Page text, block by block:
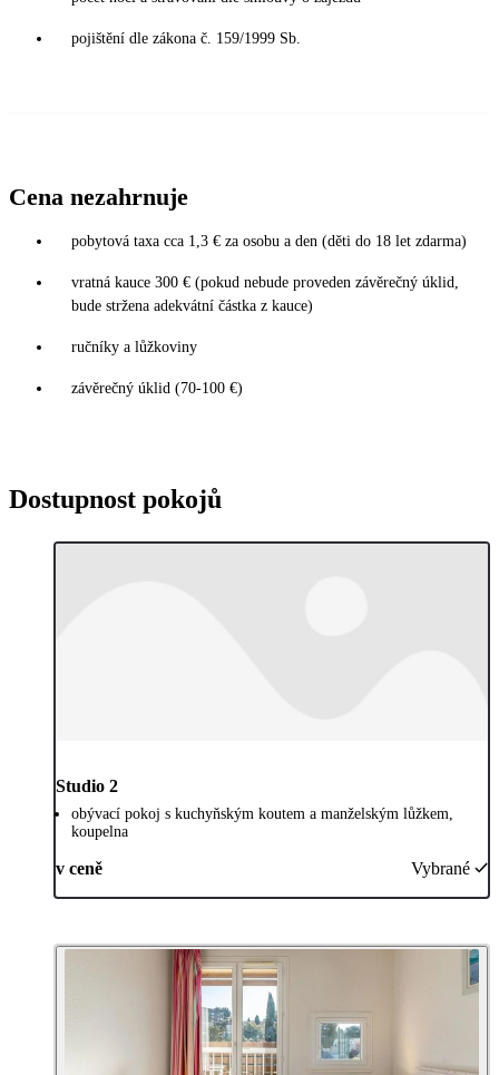
pojištění dle zákona č. 159/1999 Sb.
Cena nezahrnuje
pobytová taxa cca 1,3 € za osobu a den (děti do 18 let zdarma)
vratná kauce 300 € (pokud nebude proveden závěrečný úklid,
bude stržena adekvátní částka z kauce)
ručníky a lůžkoviny
závěrečný úklid (70-100 €)
Dostupnost pokojů
Studio 2
obývací pokoj s kuchyňským koutem a manželským lůžkem,
koupelna
v ceně Vybrané